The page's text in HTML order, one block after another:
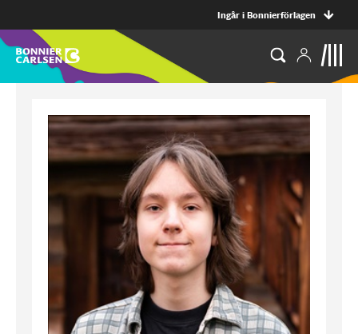
Ingår i Bonnierförlagen